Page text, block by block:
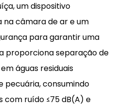
um dispositivo
câmara de ar e um
para garantir uma
proporciona separação de
águas residuais
pecuária, consumindo
com ruído ≤75 dB(A) e